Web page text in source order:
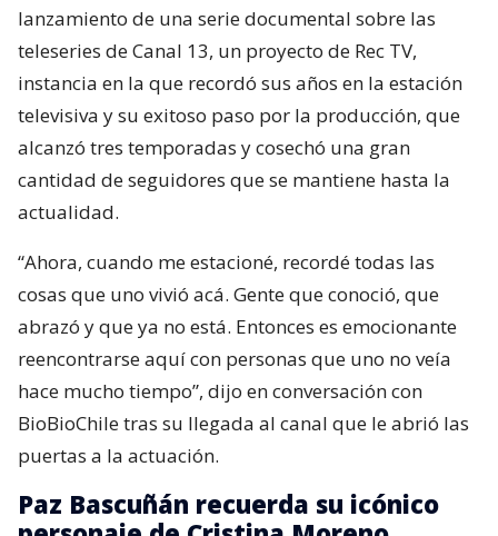
lanzamiento de una serie documental sobre las
teleseries de Canal 13, un proyecto de Rec TV,
instancia en la que recordó sus años en la estación
televisiva y su exitoso paso por la producción, que
alcanzó tres temporadas y cosechó una gran
cantidad de seguidores que se mantiene hasta la
actualidad.
“Ahora, cuando me estacioné, recordé todas las
cosas que uno vivió acá. Gente que conoció, que
abrazó y que ya no está. Entonces es emocionante
reencontrarse aquí con personas que uno no veía
hace mucho tiempo”, dijo en conversación con
BioBioChile tras su llegada al canal que le abrió las
puertas a la actuación.
Paz Bascuñán recuerda su icónico